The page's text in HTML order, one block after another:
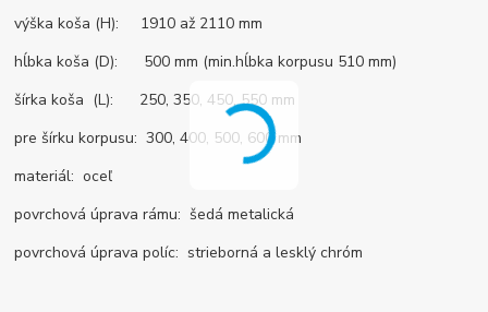
výška koša (H): 1910 až 2110 mm
hĺbka koša (D): 500 mm (min.hĺbka korpusu 510 mm)
šírka koša (L): 250, 350, 450, 550 mm
pre šírku korpusu: 300, 400, 500, 600 mm
materiál: oceľ
povrchová úprava rámu: šedá metalická
povrchová úprava políc: strieborná a lesklý chróm